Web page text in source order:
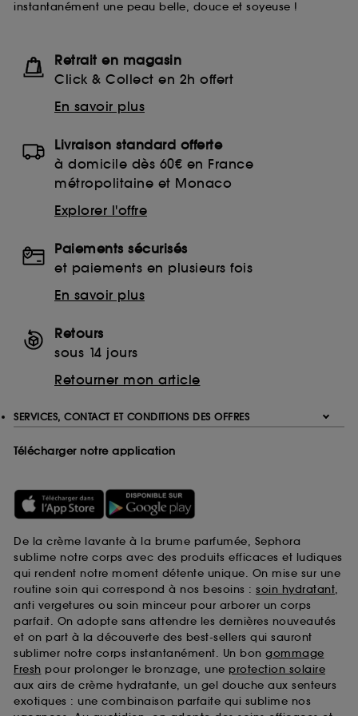
instantanément une peau belle, douce et soyeuse !
Retrait en magasin
Click & Collect en 2h offert
En savoir plus
Livraison standard offerte
à domicile dès 60€ en France
métropolitaine et Monaco
Explorer l'offre
Paiements sécurisés
et paiements en plusieurs fois
En savoir plus
Retours
sous 14 jours
Retourner mon article
SERVICES, CONTACT ET CONDITIONS DES OFFRES
Télécharger notre application
De la crème lavante à la brume parfumée, Sephora
sublime notre corps avec des produits efficaces et ludiques
qui rendent notre moment détente unique. On mise sur une
routine soin qui correspond à nos besoins : soin hydratant,
anti vergetures ou soin minceur pour arborer un corps
parfait. On adopte sans attendre les dernières nouveautés
et on part à la découverte des best-sellers qui sauront
sublimer notre corps instantanément. Un bon gommage
Fresh pour prolonger le bronzage, une protection solaire
aux airs de crème hydratante, un gel douche aux senteurs
exotiques : une combinaison parfaite qui sublime nos
lecture de ces traceurs requiert votre accord. Vous
choix" ci-dessous ou décider de "tout accepter".
Sephora pourra associer les informations de
navigation collectées par ces Cookies, pour les
collectées ou générées lors de votre activité en ligne
sur "continuer sans accepter". Voous pouvez à tout
moment choisir de retirer votrte consentement. Si vous
utilisés, cliquez ici.